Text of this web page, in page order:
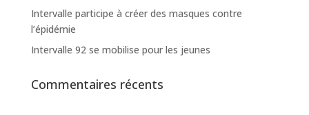
Intervalle participe à créer des masques contre
l’épidémie
Intervalle 92 se mobilise pour les jeunes
Commentaires récents